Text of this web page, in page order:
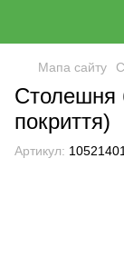
Мапа сайту
Столешня
покриття)
Артикул: